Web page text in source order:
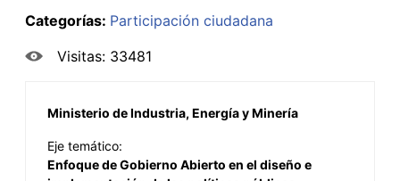
Categorías: Participación ciudadana
Visitas: 33481
Ministerio de Industria, Energía y Minería
Eje temático:
Enfoque de Gobierno Abierto en el diseño e